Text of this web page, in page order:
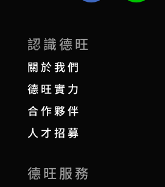
認識德旺
關於我們
德旺實力
合作夥伴
人才招募
德旺服務